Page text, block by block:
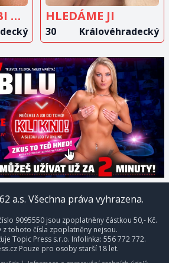
HLEDÁME TU BI DÍVKU HLEDÁME JI
30 Královéhradecký
a.s. Všechna práva vyhrazena.
9095550 jsou zpoplatněny částkou 50,- Kč.
z tohoto čísla zpoplatněny nejsou.
Topic Press s.r.o. Infolinka: 556 772 772.
Pouze pro osoby starší 18 let.